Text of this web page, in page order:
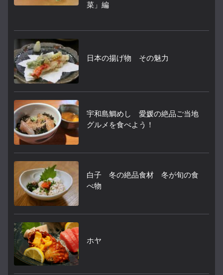
菜」編
日本の揚げ物 その魅力
宇和島鯛めし 愛媛の絶品ご当地
グルメを食べよう！
白子 冬の絶品食材 冬が旬の食
べ物
ホヤ